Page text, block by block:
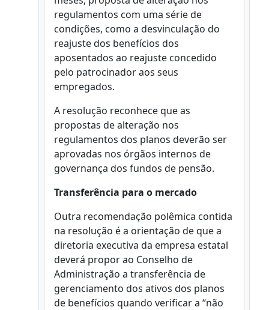
regulamentos com uma série de
condições, como a desvinculação do
reajuste dos benefícios dos
aposentados ao reajuste concedido
pelo patrocinador aos seus
empregados.
A resolução reconhece que as
propostas de alteração nos
regulamentos dos planos deverão ser
aprovadas nos órgãos internos de
governança dos fundos de pensão.
Transferência para o mercado
Outra recomendação polêmica contida
na resolução é a orientação de que a
diretoria executiva da empresa estatal
deverá propor ao Conselho de
Administração a transferência de
gerenciamento dos ativos dos planos
de benefícios quando verificar a “não